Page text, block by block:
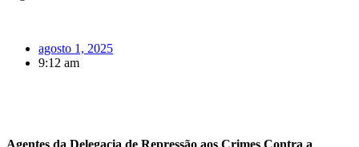
agosto 1, 2025
9:12 am
Agentes da Delegacia de Repressão aos Crimes Contra a